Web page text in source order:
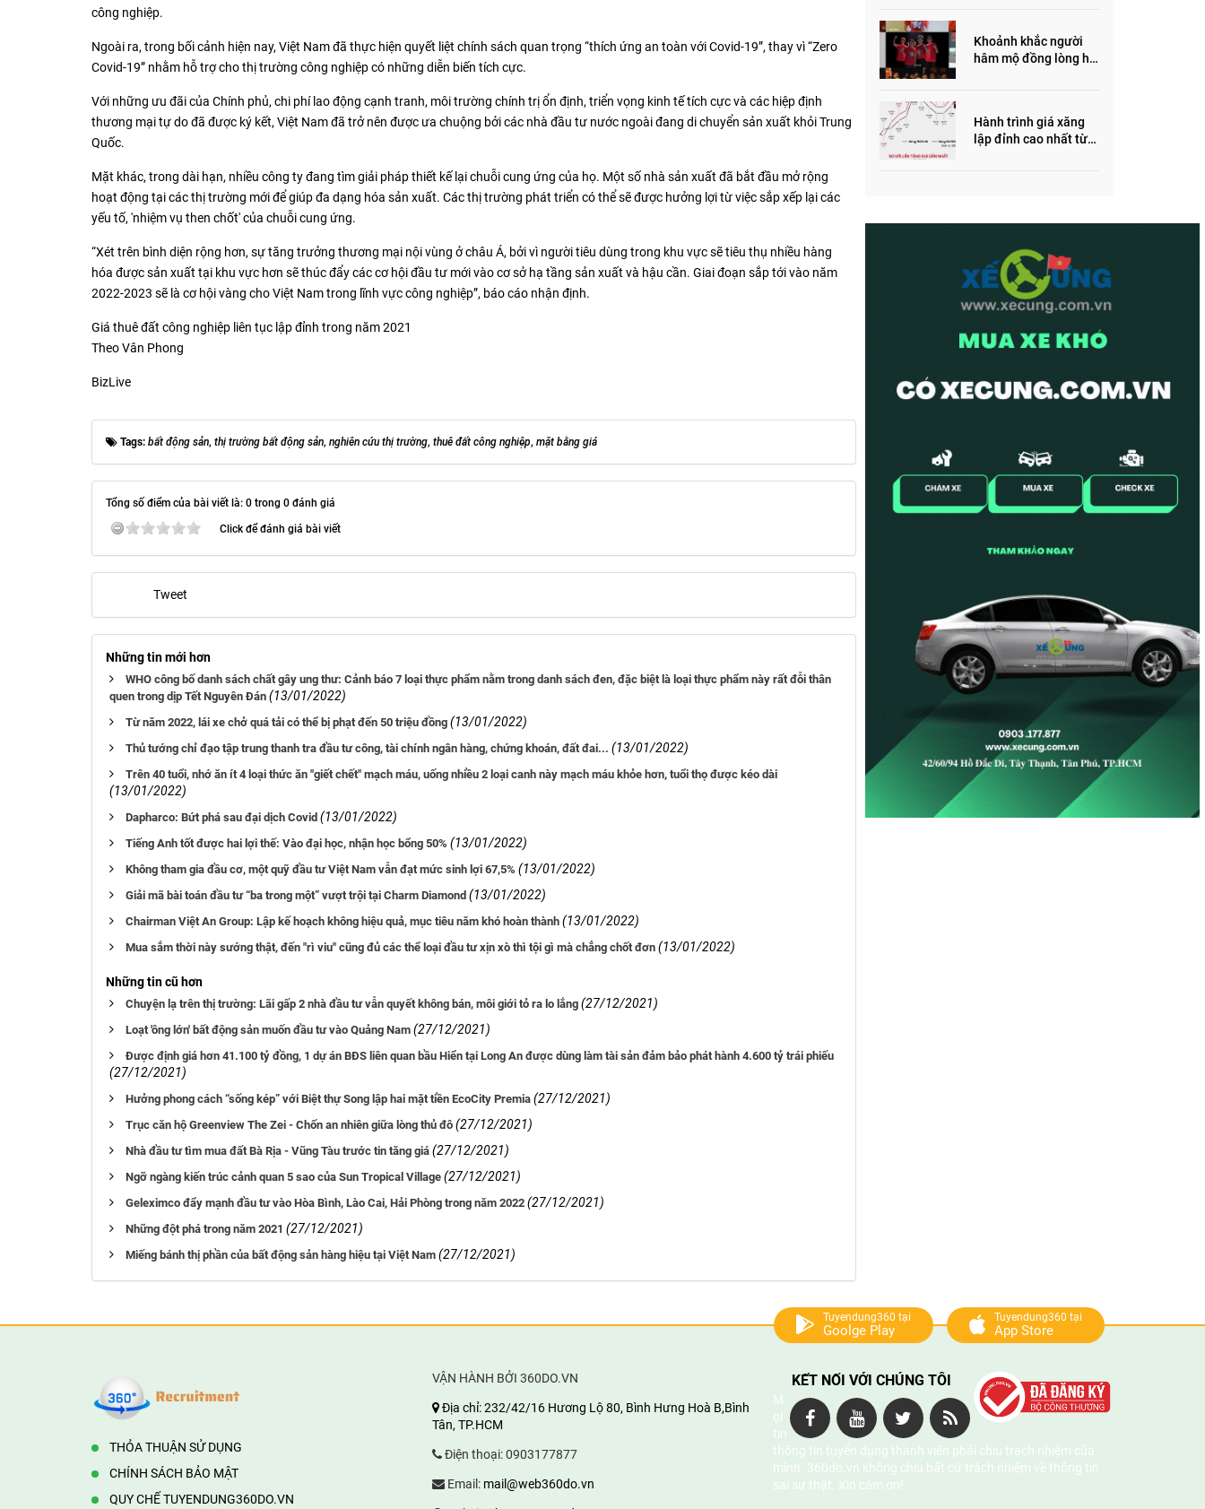
công nghiệp.
Ngoài ra, trong bối cảnh hiện nay, Việt Nam đã thực hiện quyết liệt chính sách quan trọng “thích ứng an toàn với Covid-19”, thay vì “Zero
Covid-19” nhằm hỗ trợ cho thị trường công nghiệp có những diễn biến tích cực.
Với những ưu đãi của Chính phủ, chi phí lao động cạnh tranh, môi trường chính trị ổn định, triển vọng kinh tế tích cực và các hiệp định
thương mại tự do đã được ký kết, Việt Nam đã trở nên được ưa chuộng bởi các nhà đầu tư nước ngoài đang di chuyển sản xuất khỏi Trung
Quốc.
Mặt khác, trong dài hạn, nhiều công ty đang tìm giải pháp thiết kế lại chuỗi cung ứng của họ. Một số nhà sản xuất đã bắt đầu mở rộng
hoạt động tại các thị trường mới để giúp đa dạng hóa sản xuất. Các thị trường phát triển có thể sẽ được hưởng lợi từ việc sắp xếp lại các
yếu tố, 'nhiệm vụ then chốt' của chuỗi cung ứng.
“Xét trên bình diện rộng hơn, sự tăng trưởng thương mại nội vùng ở châu Á, bởi vì người tiêu dùng trong khu vực sẽ tiêu thụ nhiều hàng
hóa được sản xuất tại khu vực hơn sẽ thúc đẩy các cơ hội đầu tư mới vào cơ sở hạ tầng sản xuất và hậu cần. Giai đoạn sắp tới vào năm
2022-2023 sẽ là cơ hội vàng cho Việt Nam trong lĩnh vực công nghiệp”, báo cáo nhận định.
Giá thuê đất công nghiệp liên tục lập đỉnh trong năm 2021
Theo Vân Phong
BizLive
Tags: bất động sản, thị trường bất động sản, nghiên cứu thị trường, thuê đất công nghiệp, mặt bằng giá
Tổng số điểm của bài viết là: 0 trong 0 đánh giá
Click để đánh giá bài viết
Tweet
Những tin mới hơn
WHO công bố danh sách chất gây ung thư: Cảnh báo 7 loại thực phẩm nằm trong danh sách đen, đặc biệt là loại thực phẩm này rất đỗi thân
quen trong dịp Tết Nguyên Đán (13/01/2022)
Từ năm 2022, lái xe chở quá tải có thể bị phạt đến 50 triệu đồng (13/01/2022)
Thủ tướng chỉ đạo tập trung thanh tra đầu tư công, tài chính ngân hàng, chứng khoán, đất đai... (13/01/2022)
Trên 40 tuổi, nhớ ăn ít 4 loại thức ăn "giết chết" mạch máu, uống nhiều 2 loại canh này mạch máu khỏe hơn, tuổi thọ được kéo dài
(13/01/2022)
Dapharco: Bứt phá sau đại dịch Covid (13/01/2022)
Tiếng Anh tốt được hai lợi thế: Vào đại học, nhận học bổng 50% (13/01/2022)
Không tham gia đầu cơ, một quỹ đầu tư Việt Nam vẫn đạt mức sinh lợi 67,5% (13/01/2022)
Giải mã bài toán đầu tư “ba trong một” vượt trội tại Charm Diamond (13/01/2022)
Chairman Việt An Group: Lập kế hoạch không hiệu quả, mục tiêu năm khó hoàn thành (13/01/2022)
Mua sắm thời này sướng thật, đến "rì viu" cũng đủ các thể loại đầu tư xịn xò thì tội gì mà chẳng chốt đơn (13/01/2022)
Những tin cũ hơn
Chuyện lạ trên thị trường: Lãi gấp 2 nhà đầu tư vẫn quyết không bán, môi giới tỏ ra lo lắng (27/12/2021)
Loạt 'ông lớn' bất động sản muốn đầu tư vào Quảng Nam (27/12/2021)
Được định giá hơn 41.100 tỷ đồng, 1 dự án BĐS liên quan bầu Hiển tại Long An được dùng làm tài sản đảm bảo phát hành 4.600 tỷ trái phiếu
(27/12/2021)
Hưởng phong cách “sống kép” với Biệt thự Song lập hai mặt tiền EcoCity Premia (27/12/2021)
Trục căn hộ Greenview The Zei - Chốn an nhiên giữa lòng thủ đô (27/12/2021)
Nhà đầu tư tìm mua đất Bà Rịa - Vũng Tàu trước tin tăng giá (27/12/2021)
Ngỡ ngàng kiến trúc cảnh quan 5 sao của Sun Tropical Village (27/12/2021)
Geleximco đẩy mạnh đầu tư vào Hòa Bình, Lào Cai, Hải Phòng trong năm 2022 (27/12/2021)
Những đột phá trong năm 2021 (27/12/2021)
Miếng bánh thị phần của bất động sản hàng hiệu tại Việt Nam (27/12/2021)
Khoảnh khắc người
hâm mộ đồng lòng hô
Hành trình giá xăng
lập đỉnh cao nhất từ
Tuyendung360 tại
Goolge Play
Tuyendung360 tại
App Store
THỎA THUẬN SỬ DỤNG
CHÍNH SÁCH BẢO MẬT
QUY CHẾ TUYENDUNG360DO.VN
VẬN HÀNH BỞI 360DO.VN
Địa chỉ:232/42/16 Hương Lộ 80, Bình Hưng Hoà B,Bình
Tân, TP.HCM
Điện thoại:0903177877
Email: mail@web360do.vn
KẾT NỐI VỚI CHÚNG TÔI
M
ọi
tin
thông tin tuyển dụng thành viên phải chịu trách nhiệm của
mình. 360do.vn không chịu bất cứ trách nhiệm về thông tin
sai sự thật. Xin cảm ơn!